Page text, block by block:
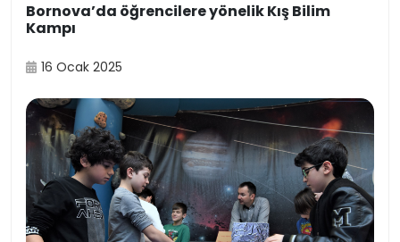
Bornova’da öğrencilere yönelik Kış Bilim
Kampı
16 Ocak 2025